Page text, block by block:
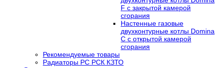
F с закрытой камерой
сгорания
Настенные газовые
двухконтурные котлы Domina
C с открытой камерой
сгорания
Рекомендуемые товары
Радиаторы РС РСК КЗТО